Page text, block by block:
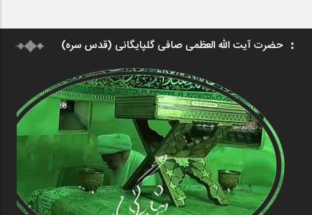
حضرت آیت الله العظمی صافی گلپایگانی (قدس سره)